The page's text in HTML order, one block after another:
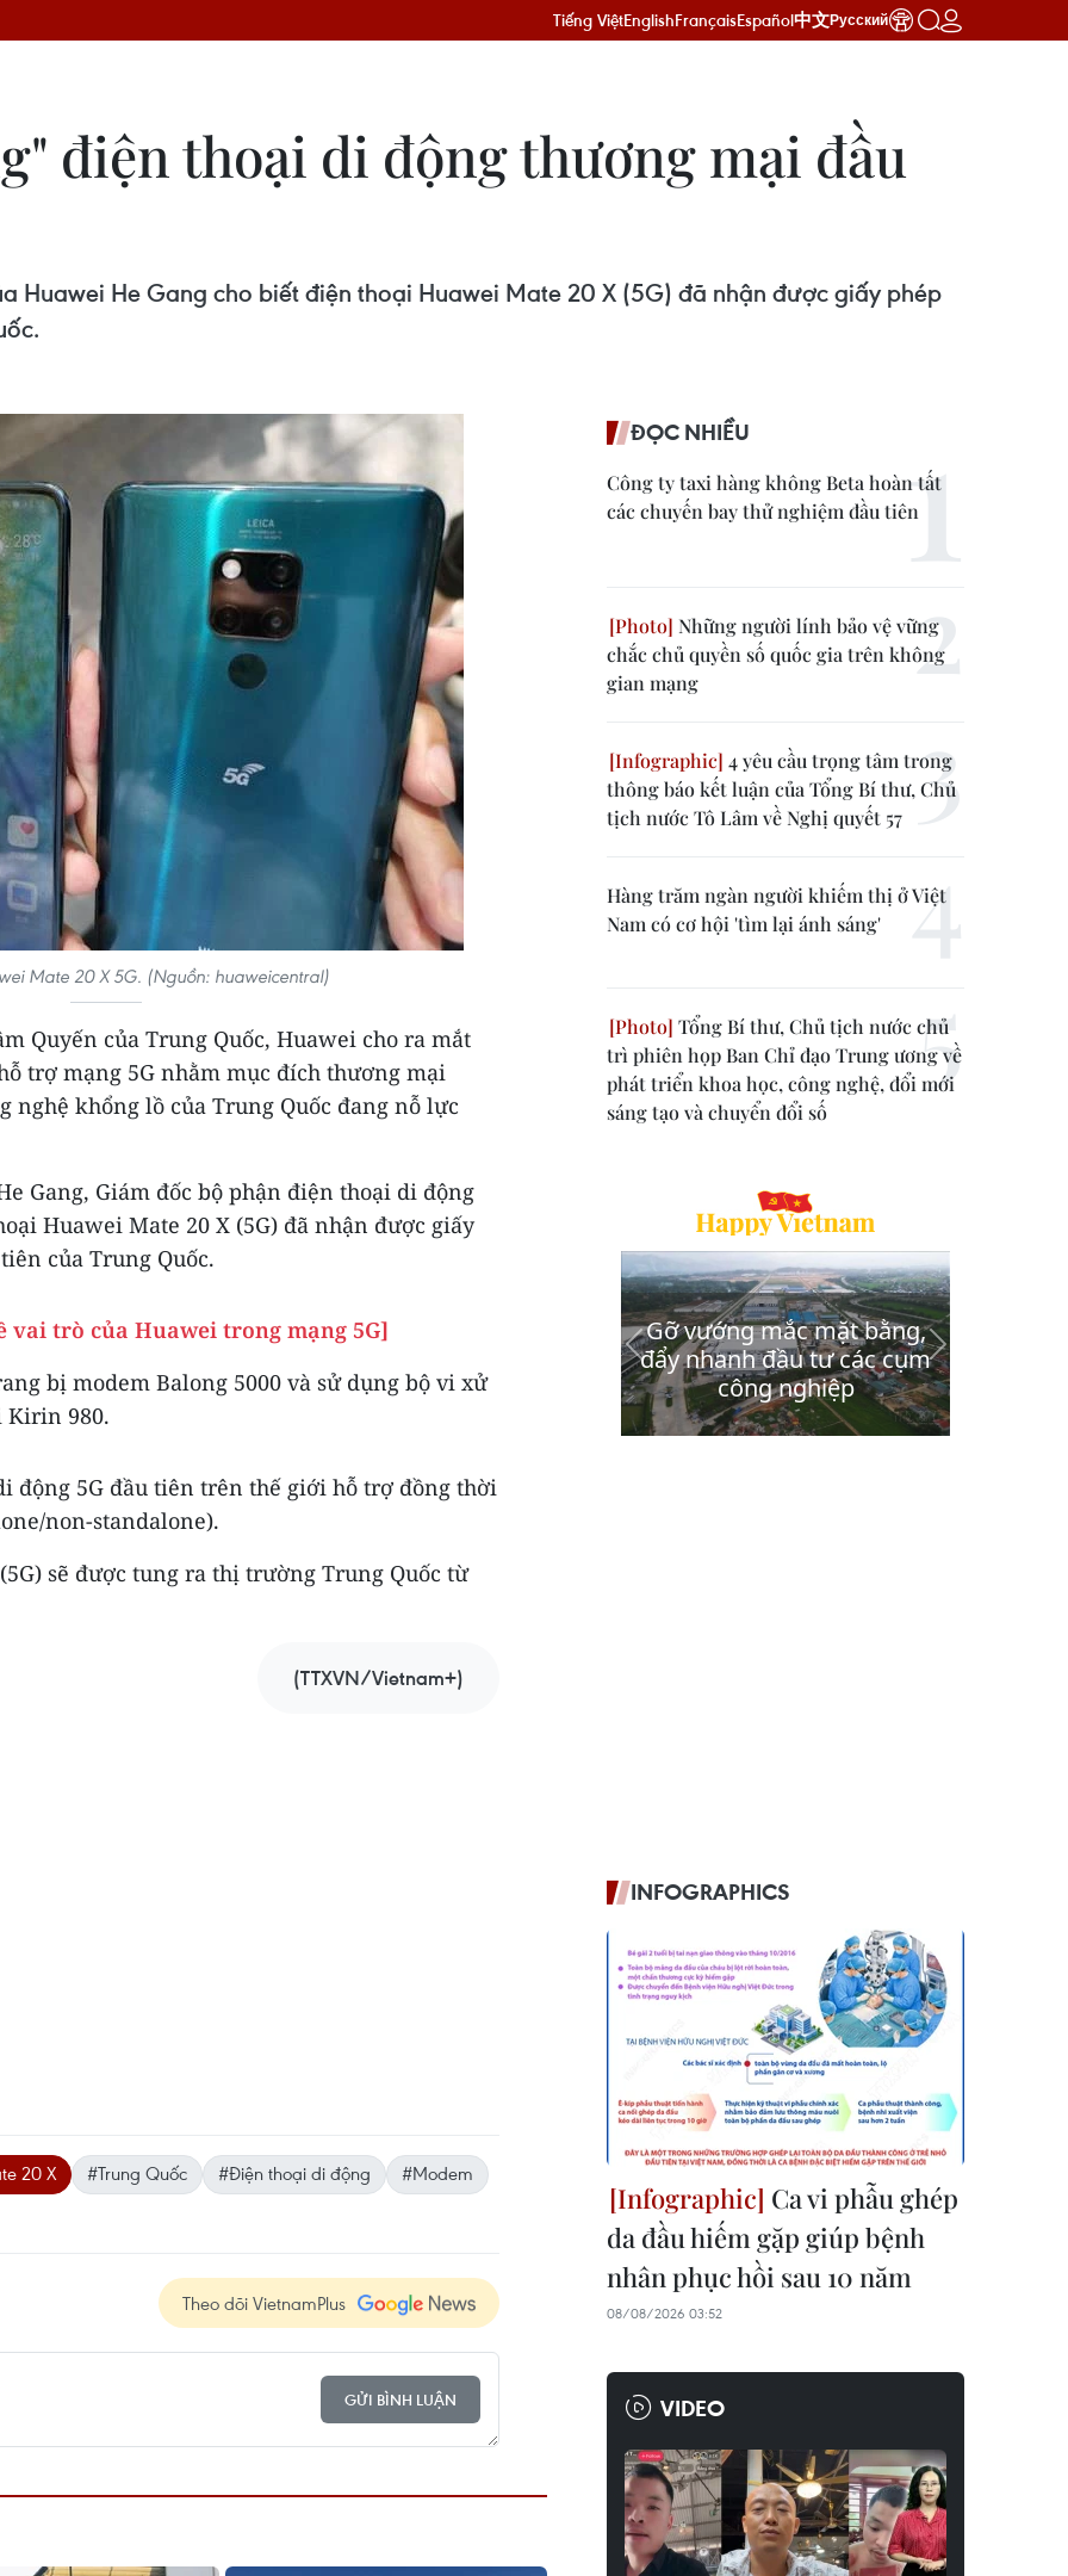
Tiếng ViệtEnglishFrançaisEspañol中文Русский
điện thoại di động thương mại đầu
Huawei He Gang cho biết điện thoại Huawei Mate 20 X (5G) đã nhận được giấy phép
Mate 20 X 5G. (Nguồn: huaweicentral)
Quyến của Trung Quốc, Huawei cho ra mắt
trợ mạng 5G nhằm mục đích thương mại
nghệ khổng lồ của Trung Quốc đang nỗ lực
Gang, Giám đốc bộ phận điện thoại di động
Huawei Mate 20 X (5G) đã nhận được giấy
của Trung Quốc.
trò của Huawei trong mạng 5G]
bị modem Balong 5000 và sử dụng bộ vi xử
Kirin 980.
động 5G đầu tiên trên thế giới hỗ trợ đồng thời
non-standalone).
sẽ được tung ra thị trường Trung Quốc từ
(TTXVN/Vietnam+)
20 X #Trung Quốc #Điện thoại di động
#Modem
Theo dõi VietnamPlus
GỬI BÌNH LUẬN
ĐỌC NHIỀU
Công ty taxi hàng không Beta hoàn tất
các chuyến bay thử nghiệm đầu tiên
Những người lính bảo vệ vững
chắc chủ quyền số quốc gia trên không
gian mạng
4 yêu cầu trọng tâm trong
thông báo kết luận của Tổng Bí thư, Chủ
tịch nước Tô Lâm về Nghị quyết 57
Hàng trăm ngàn người khiếm thị ở Việt
Nam có cơ hội 'tìm lại ánh sáng'
Tổng Bí thư, Chủ tịch nước chủ
trì phiên họp Ban Chỉ đạo Trung ương về
phát triển khoa học, công nghệ, đổi mới
sáng tạo và chuyển đổi số
INFOGRAPHICS
Ca vi phẫu ghép
da đầu hiếm gặp giúp bệnh
nhân phục hồi sau 10 năm
08/08/2026 03:52
VIDEO